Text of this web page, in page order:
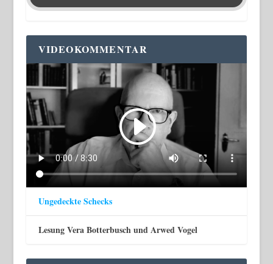
VIDEOKOMMENTAR
Ungedeckte Schecks
Lesung Vera Botterbusch und Arwed Vogel